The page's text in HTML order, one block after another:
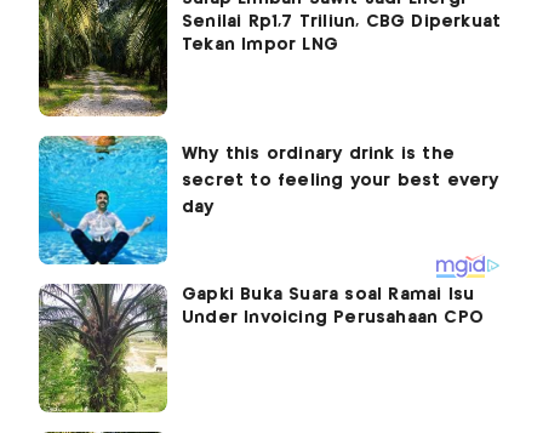
Senilai Rp1,7 Triliun, CBG Diperkuat
Tekan Impor LNG
Gapki Buka Suara soal Ramai Isu
Under Invoicing Perusahaan CPO